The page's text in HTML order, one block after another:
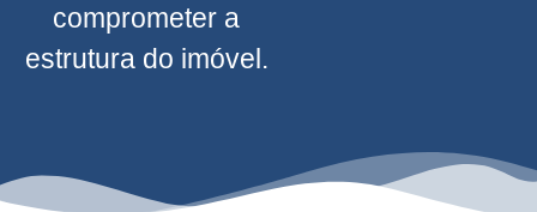
comprometer a
estrutura do imóvel.